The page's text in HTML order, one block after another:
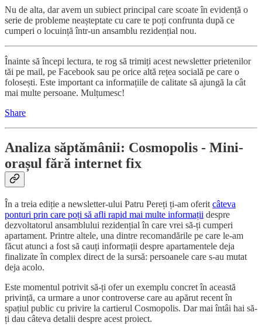
Nu de alta, dar avem un subiect principal care scoate în evidență o
serie de probleme neașteptate cu care te poți confrunta după ce
cumperi o locuință într-un ansamblu rezidențial nou.
Înainte să începi lectura, te rog să trimiți acest newsletter prietenilor
tăi pe mail, pe Facebook sau pe orice altă rețea socială pe care o
folosești. Este important ca informațiile de calitate să ajungă la cât
mai multe persoane. Mulțumesc!
Share
Analiza săptămânii: Cosmopolis - Mini-
orașul fără internet fix
În a treia ediție a newsletter-ului Patru Pereți ți-am oferit câteva
ponturi prin care poți să afli rapid mai multe informații despre
dezvoltatorul ansamblului rezidențial în care vrei să-ți cumperi
apartament. Printre altele, una dintre recomandările pe care le-am
făcut atunci a fost să cauți informații despre apartamentele deja
finalizate în complex direct de la sursă: persoanele care s-au mutat
deja acolo.
Este momentul potrivit să-ți ofer un exemplu concret în această
privință, ca urmare a unor controverse care au apărut recent în
spațiul public cu privire la cartierul Cosmopolis. Dar mai întâi hai să-
ți dau câteva detalii despre acest proiect.